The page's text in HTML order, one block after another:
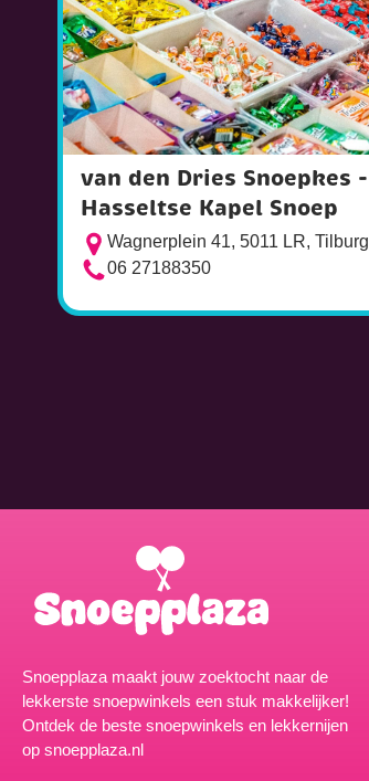
van den Dries Snoepkes -
Hasseltse Kapel Snoep
Wagnerplein 41, 5011 LR, Tilburg
06 27188350
Snoepplaza maakt jouw zoektocht naar de
lekkerste snoepwinkels een stuk makkelijker!
Ontdek de beste snoepwinkels en lekkernijen
op snoepplaza.nl